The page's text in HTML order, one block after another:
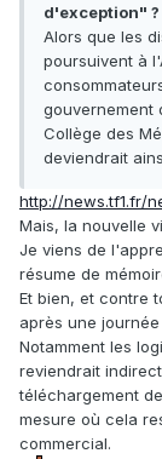
d'exception" ?
Alors que les
poursuivent à
gouvernement
Collège des
deviendrait
http://news.tf1.fr/
Mais, la nouvelle
Je viens de
résume de
Et bien, et contre
après une
Notamment les
reviendrait
téléchargement
mesure où cela
commercial.